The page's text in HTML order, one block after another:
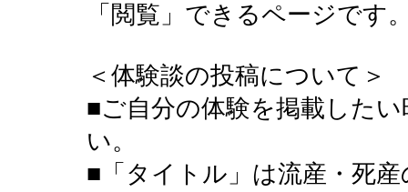
「閲覧」できるページです
＜体験談の投稿について＞
■ご自分の体験を掲載した
い。
■「タイトル」は流産・死